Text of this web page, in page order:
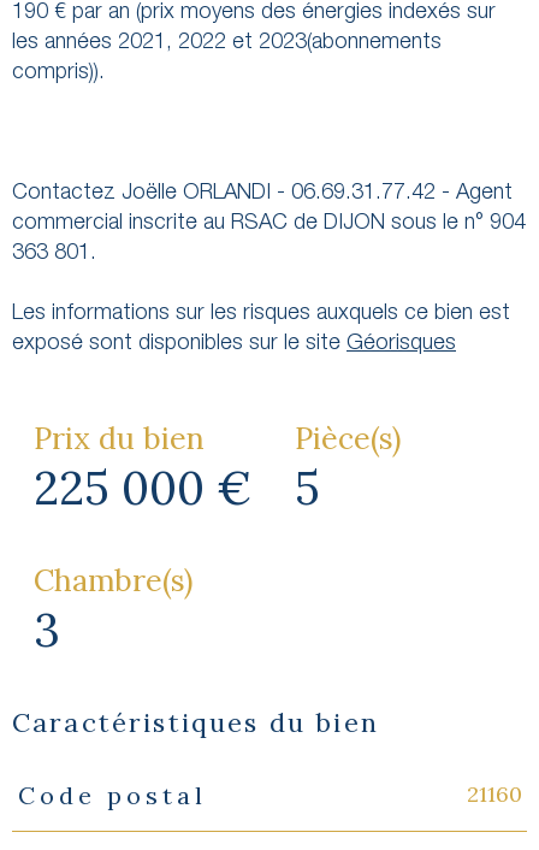
190 € par an (prix moyens des énergies indexés sur
les années 2021, 2022 et 2023(abonnements
compris)).
Contactez Joëlle ORLANDI - 06.69.31.77.42 - Agent
commercial inscrite au RSAC de DIJON sous le n° 904
363 801.
Les informations sur les risques auxquels ce bien est
exposé sont disponibles sur le site Géorisques
Prix du bien
225 000 €
Pièce(s)
5
Chambre(s)
3
Caractéristiques du bien
Caractéristiques Valeurs
Code postal 21160